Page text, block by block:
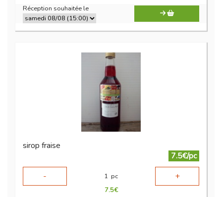
Réception souhaitée le
sirop fraise
7.5€/pc
-
1 pc +
7.5€